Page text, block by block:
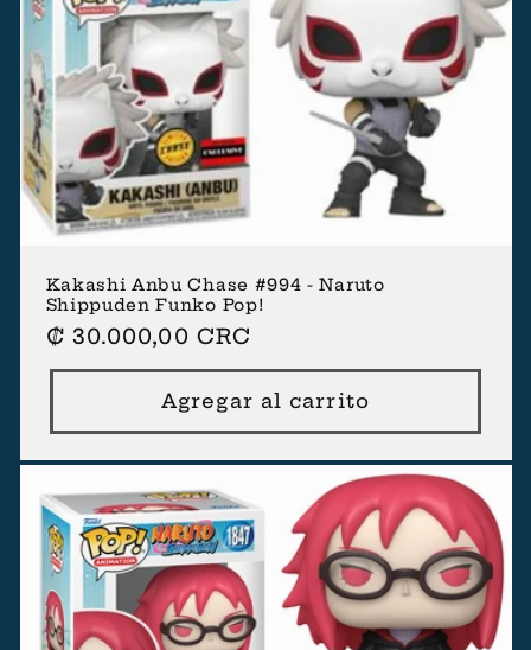
Kakashi Anbu Chase #994 - Naruto
Shippuden Funko Pop!
Precio
habitual
₡ 30.000,00 CRC
Agregar al carrito